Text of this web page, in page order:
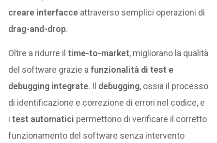
creare interfacce attraverso semplici operazioni di
drag-and-drop.
Oltre a ridurre iltime-to-market, migliorano la qualità
del software grazie afunzionalità di test e
debugging integrate. Il debugging, ossia il processo
di identificazione e correzione di errori nel codice, e
itest automatici permettono di verificare il corretto
funzionamento del software senza intervento